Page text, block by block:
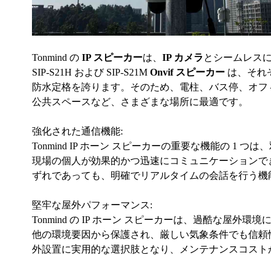
Tonmind のIP スピーカーは、IP カメラ とシームレス
SIP-S21H および SIP-S21MOnvif スピーカー は、それ
防水定格を誇ります。そのため、電柱、バス停、オ
公共スペースなど、さまざまな場所に最適です。
強化された通信機能:
Tonmind IP ホーン スピーカーの重要な機能の 1 つは
現場の個人が効果的かつ迅速にコミュニケーション
ずれであっても、明確でリアルタイムの会話を行う
堅牢な屋外パフォーマンス:
Tonmind の IP ホーン スピーカーは、過酷な屋外環
他の環境要因から保護され、厳しい気象条件でも信
外設置に実用的な選択肢となり、メンテナンスコス